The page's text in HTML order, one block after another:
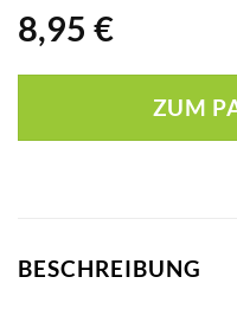
8,95 €
ZUM
BESCHREIBUNG